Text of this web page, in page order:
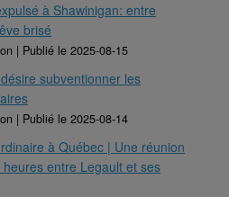
à Shawinigan: entre
brisé
Publié le 2025-08-15
subventionner les
Publié le 2025-08-14
à Québec | Une réunion
entre Legault et ses